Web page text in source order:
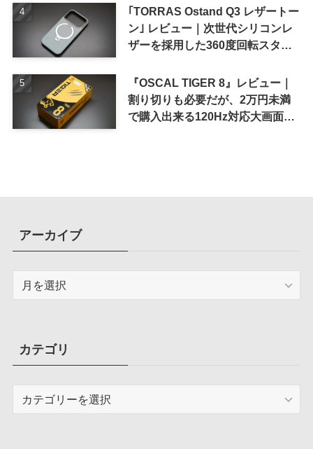
｢TORRAS Ostand Q3 レザートー
ン｣ レビュー｜次世代シリコンレ
ザーを採用した360度回転スタン
『OSCAL TIGER 8』レビュー｜
割り切りも必要だが、2万円未満
で購入出来る120Hz対応大画面ス
アーカイブ
ブカテゴリ